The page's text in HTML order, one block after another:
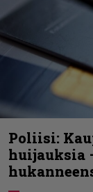
Poliisi:
huijauksia